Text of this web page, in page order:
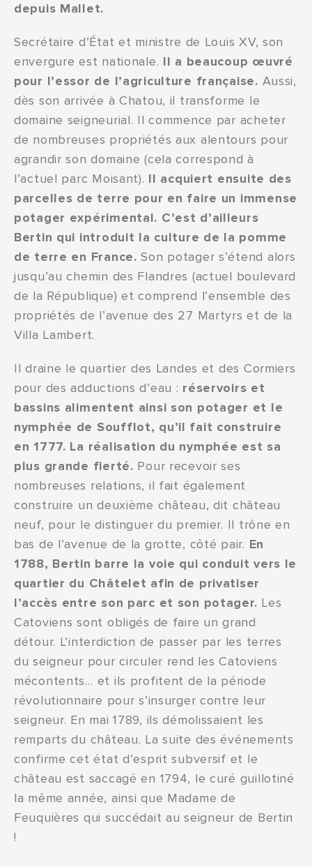
depuis Mallet.
Secrétaire d’État et ministre de Louis XV, son
envergure est nationale. Il a beaucoup œuvré
pour l’essor de l’agriculture française. Aussi,
dès son arrivée à Chatou, il transforme le
domaine seigneurial. Il commence par acheter
de nombreuses propriétés aux alentours pour
agrandir son domaine (cela correspond à
l’actuel parc Moisant). Il acquiert ensuite des
parcelles de terre pour en faire un immense
potager expérimental. C’est d’ailleurs
Bertin qui introduit la culture de la pomme
de terre en France.Son potager s’étend alors
jusqu’au chemin des Flandres (actuel boulevard
de la République) et comprend l’ensemble des
propriétés de l’avenue des 27 Martyrs et de la
Villa Lambert.
Il draine le quartier des Landes et des Cormiers
pour des adductions d’eau : réservoirs et
bassins alimentent ainsi son potager et le
nymphée de Soufflot, qu’il fait construire
en 1777. La réalisation du nymphée est sa
plus grande fierté. Pour recevoir ses
nombreuses relations, il fait également
construire un deuxième château, dit château
neuf, pour le distinguer du premier. Il trône en
bas de l’avenue de la grotte, côté pair. En
1788, Bertin barre la voie qui conduit vers le
quartier du Châtelet afin de privatiser
l’accès entre son parc et son potager. Les
Catoviens sont obligés de faire un grand
détour. L’interdiction de passer par les terres
du seigneur pour circuler rend les Catoviens
mécontents… et ils profitent de la période
révolutionnaire pour s’insurger contre leur
seigneur. En mai 1789, ils démolissaient les
remparts du château. La suite des événements
confirme cet état d’esprit subversif et le
château est saccagé en 1794, le curé guillotiné
la même année, ainsi que Madame de
Feuquières qui succédait au seigneur de Bertin
!